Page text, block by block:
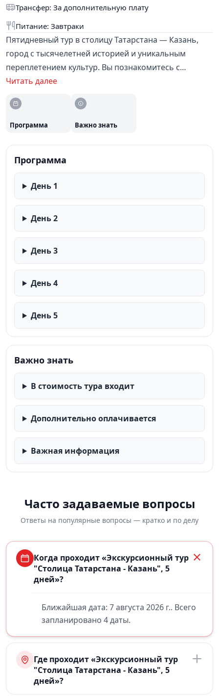
Трансфер: За дополнительную плату
Питание: Завтраки
Пятидневный тур в столицу Татарстана — Казань,
город с тысячелетней историей и уникальным
переплетением культур. Вы познакомитесь с
главными достопримечательностями: Казанским
Старо-Татарской слободой, Раифским монастырём и
Храмом всех религий. Программа включает
обслуживание.
Читать далее
Программа Важно знать
Программа
День 1
День 2
День 3
День 4
День 5
Важно знать
В стоимость тура входит
Дополнительно оплачивается
Важная информация
Часто задаваемые вопросы
Ответы на популярные вопросы — кратко и по делу
Когда проходит «Экскурсионный тур
"Столица Татарстана - Казань", 5
дней»?
Ближайшая дата: 7 августа 2026 г.. Всего
запланировано 4 даты.
Где проходит «Экскурсионный тур
"Столица Татарстана - Казань", 5
дней»?